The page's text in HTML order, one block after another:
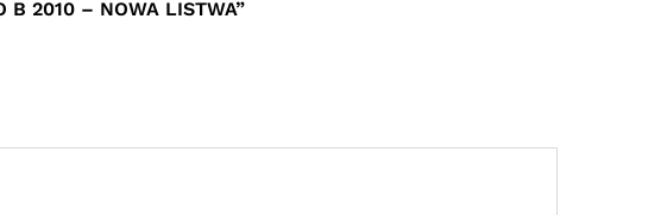
B 2010 – NOWA LISTWA”